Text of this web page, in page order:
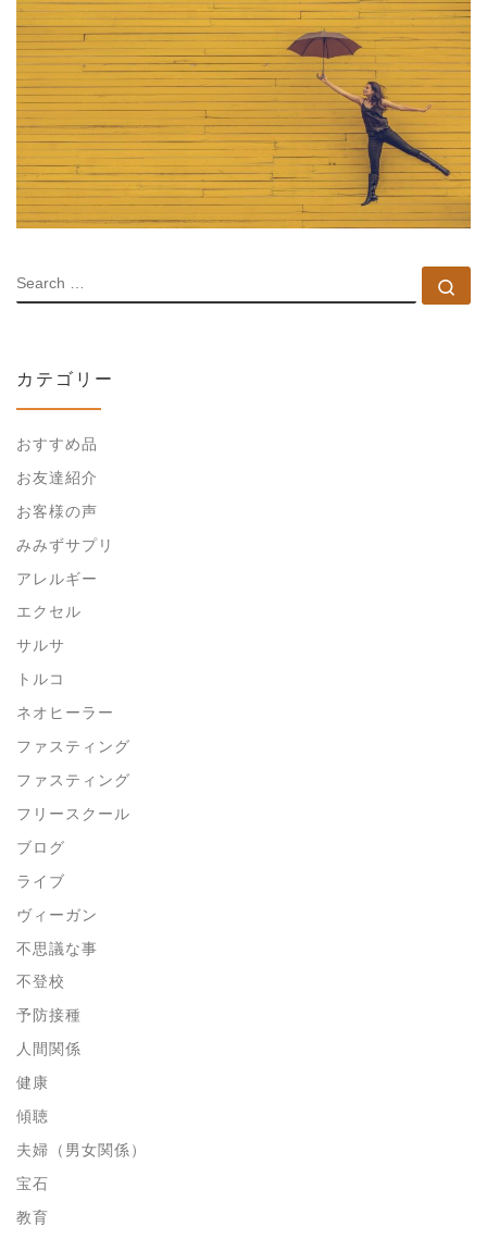
SEARCH
カテゴリー
おすすめ品
お友達紹介
お客様の声
みみずサプリ
アレルギー
エクセル
サルサ
トルコ
ネオヒーラー
ファスティング
ファスティング
フリースクール
ブログ
ライブ
ヴィーガン
不思議な事
不登校
予防接種
人間関係
健康
傾聴
夫婦（男女関係）
宝石
教育